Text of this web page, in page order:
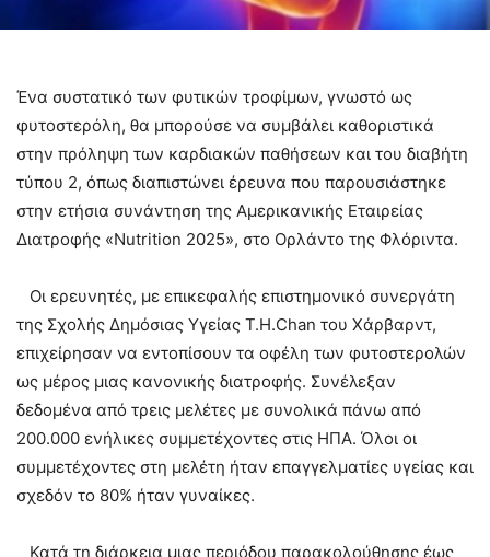
Ένα συστατικό των φυτικών τροφίμων, γνωστό ως
φυτοστερόλη, θα μπορούσε να συμβάλει καθοριστικά
στην πρόληψη των καρδιακών παθήσεων και του διαβήτη
τύπου 2, όπως διαπιστώνει έρευνα που παρουσιάστηκε
στην ετήσια συνάντηση της Αμερικανικής Εταιρείας
Διατροφής «Nutrition 2025», στο Ορλάντο της Φλόριντα.
Οι ερευνητές, με επικεφαλής επιστημονικό συνεργάτη
της Σχολής Δημόσιας Υγείας T.H.Chan του Χάρβαρντ,
επιχείρησαν να εντοπίσουν τα οφέλη των φυτοστερολών
ως μέρος μιας κανονικής διατροφής. Συνέλεξαν
δεδομένα από τρεις μελέτες με συνολικά πάνω από
200.000 ενήλικες συμμετέχοντες στις ΗΠΑ. Όλοι οι
συμμετέχοντες στη μελέτη ήταν επαγγελματίες υγείας και
σχεδόν το 80% ήταν γυναίκες.
Κατά τη διάρκεια μιας περιόδου παρακολούθησης έως